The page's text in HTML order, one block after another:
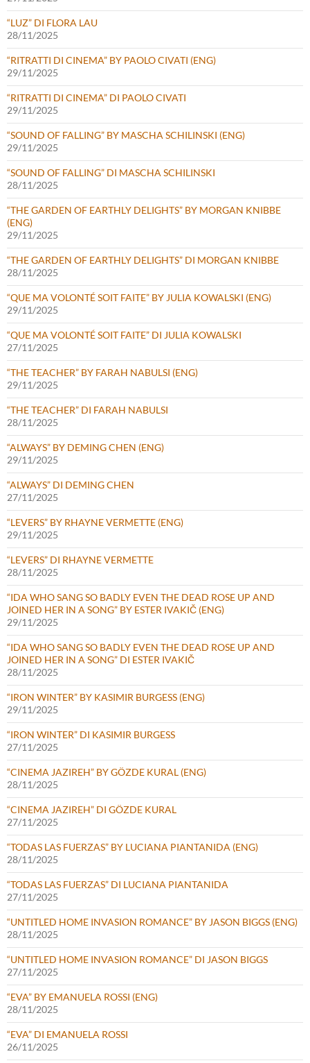
“LUZ” DI FLORA LAU
28/11/2025
“RITRATTI DI CINEMA” BY PAOLO CIVATI (ENG)
29/11/2025
“RITRATTI DI CINEMA” DI PAOLO CIVATI
29/11/2025
“SOUND OF FALLING” BY MASCHA SCHILINSKI (ENG)
29/11/2025
“SOUND OF FALLING” DI MASCHA SCHILINSKI
28/11/2025
“THE GARDEN OF EARTHLY DELIGHTS” BY MORGAN KNIBBE
(ENG)
29/11/2025
“THE GARDEN OF EARTHLY DELIGHTS” DI MORGAN KNIBBE
28/11/2025
“QUE MA VOLONTÉ SOIT FAITE” BY JULIA KOWALSKI (ENG)
29/11/2025
“QUE MA VOLONTÉ SOIT FAITE” DI JULIA KOWALSKI
27/11/2025
“THE TEACHER” BY FARAH NABULSI (ENG)
29/11/2025
“THE TEACHER” DI FARAH NABULSI
28/11/2025
“ALWAYS” BY DEMING CHEN (ENG)
29/11/2025
“ALWAYS” DI DEMING CHEN
27/11/2025
“LEVERS” BY RHAYNE VERMETTE (ENG)
29/11/2025
“LEVERS” DI RHAYNE VERMETTE
28/11/2025
“IDA WHO SANG SO BADLY EVEN THE DEAD ROSE UP AND
JOINED HER IN A SONG” BY ESTER IVAKIČ (ENG)
29/11/2025
“IDA WHO SANG SO BADLY EVEN THE DEAD ROSE UP AND
JOINED HER IN A SONG” DI ESTER IVAKIČ
28/11/2025
“IRON WINTER” BY KASIMIR BURGESS (ENG)
29/11/2025
“IRON WINTER” DI KASIMIR BURGESS
27/11/2025
“CINEMA JAZIREH” BY GÖZDE KURAL (ENG)
28/11/2025
“CINEMA JAZIREH” DI GÖZDE KURAL
27/11/2025
“TODAS LAS FUERZAS” BY LUCIANA PIANTANIDA (ENG)
28/11/2025
“TODAS LAS FUERZAS” DI LUCIANA PIANTANIDA
27/11/2025
“UNTITLED HOME INVASION ROMANCE” BY JASON BIGGS (ENG)
28/11/2025
“UNTITLED HOME INVASION ROMANCE” DI JASON BIGGS
27/11/2025
“EVA” BY EMANUELA ROSSI (ENG)
28/11/2025
“EVA” DI EMANUELA ROSSI
26/11/2025